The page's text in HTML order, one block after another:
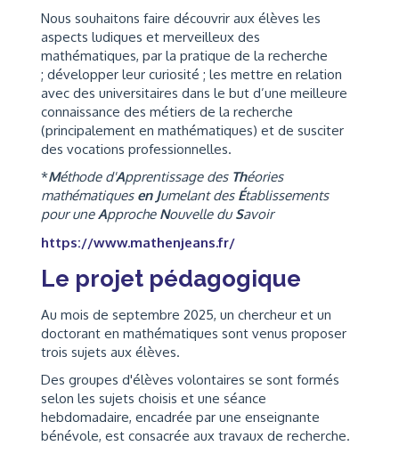
Nous souhaitons faire découvrir aux élèves les
aspects ludiques et merveilleux des
mathématiques, par la pratique de la recherche
; développer leur curiosité ; les mettre en relation
avec des universitaires dans le but d’une meilleure
connaissance des métiers de la recherche
(principalement en mathématiques) et de susciter
des vocations professionnelles.
*Méthode d'Apprentissage des Théories
mathématiques en Jumelant des Établissements
pour uneApproche Nouvelle duSavoir
https://www.mathenjeans.fr/
Le projet pédagogique
Au mois de septembre 2025, un chercheur et un
doctorant en mathématiques sont venus proposer
trois sujets aux élèves.
Des groupes d'élèves volontaires se sont formés
selon les sujets choisis et une séance
hebdomadaire, encadrée par une enseignante
bénévole, est consacrée aux travaux de recherche.